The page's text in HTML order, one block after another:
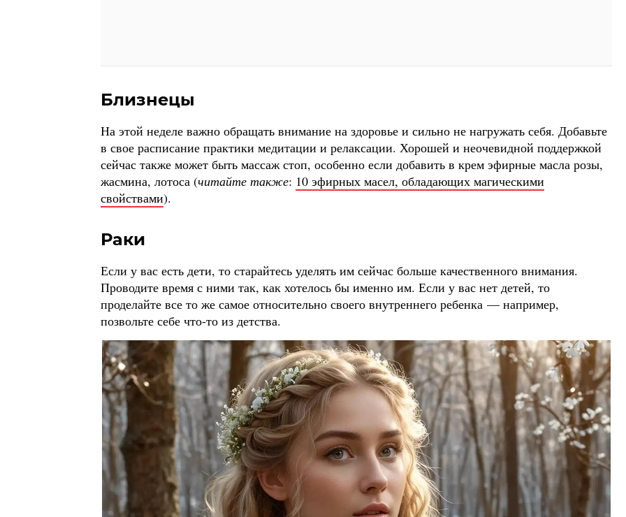
Близнецы
На этой неделе важно обращать внимание на здоровье и сильно не нагружать себя. Добавьте
в свое расписание практики медитации и релаксации. Хорошей и неочевидной поддержкой
сейчас также может быть массаж стоп, особенно если добавить в крем эфирные масла розы,
жасмина, лотоса (читайте также: 10 эфирных масел, обладающих магическими
свойствами).
Раки
Если у вас есть дети, то старайтесь уделять им сейчас больше качественного внимания.
Проводите время с ними так, как хотелось бы именно им. Если у вас нет детей, то
проделайте все то же самое относительно своего внутреннего ребенка — например,
позвольте себе что-то из детства.